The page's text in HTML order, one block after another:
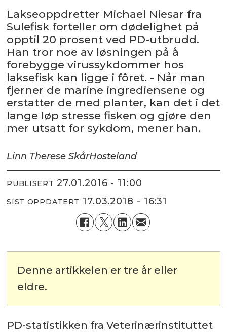
Lakseoppdretter Michael Niesar fra
Sulefisk forteller om dødelighet på
opptil 20 prosent ved PD-utbrudd.
Han tror noe av løsningen på å
forebygge virussykdommer hos
laksefisk kan ligge i fôret. - Når man
fjerner de marine ingrediensene og
erstatter de med planter, kan det i det
lange løp stresse fisken og gjøre den
mer utsatt for sykdom, mener han.
Linn Therese SkårHosteland
PUBLISERT 27.01.2016 - 11:00
SIST OPPDATERT 17.03.2018 - 16:31
Denne artikkelen er tre år eller
eldre.
PD-statistikken fra Veterinærinstituttet